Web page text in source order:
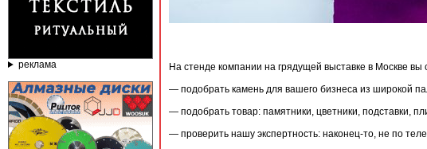
реклама
На стенде компании на грядущей выставке в Москве вы
— подобрать камень для вашего бизнеса из широкой
— подобрать товар: памятники, цветники, подставки,
— проверить нашу экспертность: наконец-то, не по